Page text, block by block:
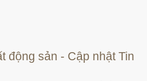
động sản - Cập nhật Tin